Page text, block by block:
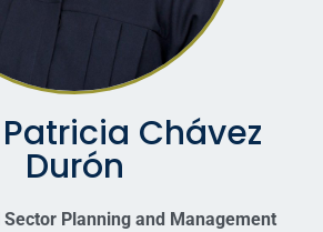
Chávez
Durón
Planning and Management